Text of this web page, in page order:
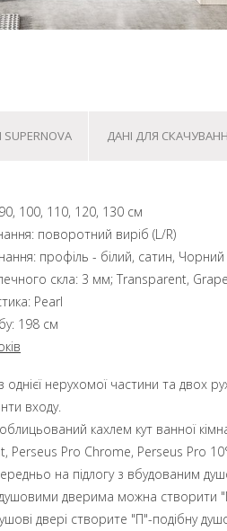
SUPERNOVA ДАНІ ДЛЯ
100, 110, 120, 130 см
поворотний виріб (L/R)
профіль - білий, сатин, Чорний
скла: 3 мм; Transparent, Grape
Pearl
198 см
однієї нерухомої частини та
входу.
кахлем кут ванної
Perseus Pro Chrome, Perseus Pro
на підлогу з вбудованим
душовими дверима можна створити
двері створите "П"-подібну